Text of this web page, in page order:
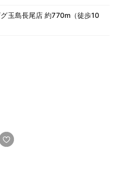
玉島長尾店 約770m（徒歩10